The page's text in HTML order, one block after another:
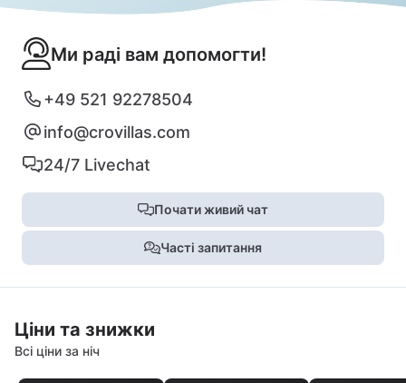
Ми раді вам допомогти!
+49 521 92278504
info@crovillas.com
24/7 Livechat
Почати живий чат
Часті запитання
Ціни та знижки
Всі ціни за ніч